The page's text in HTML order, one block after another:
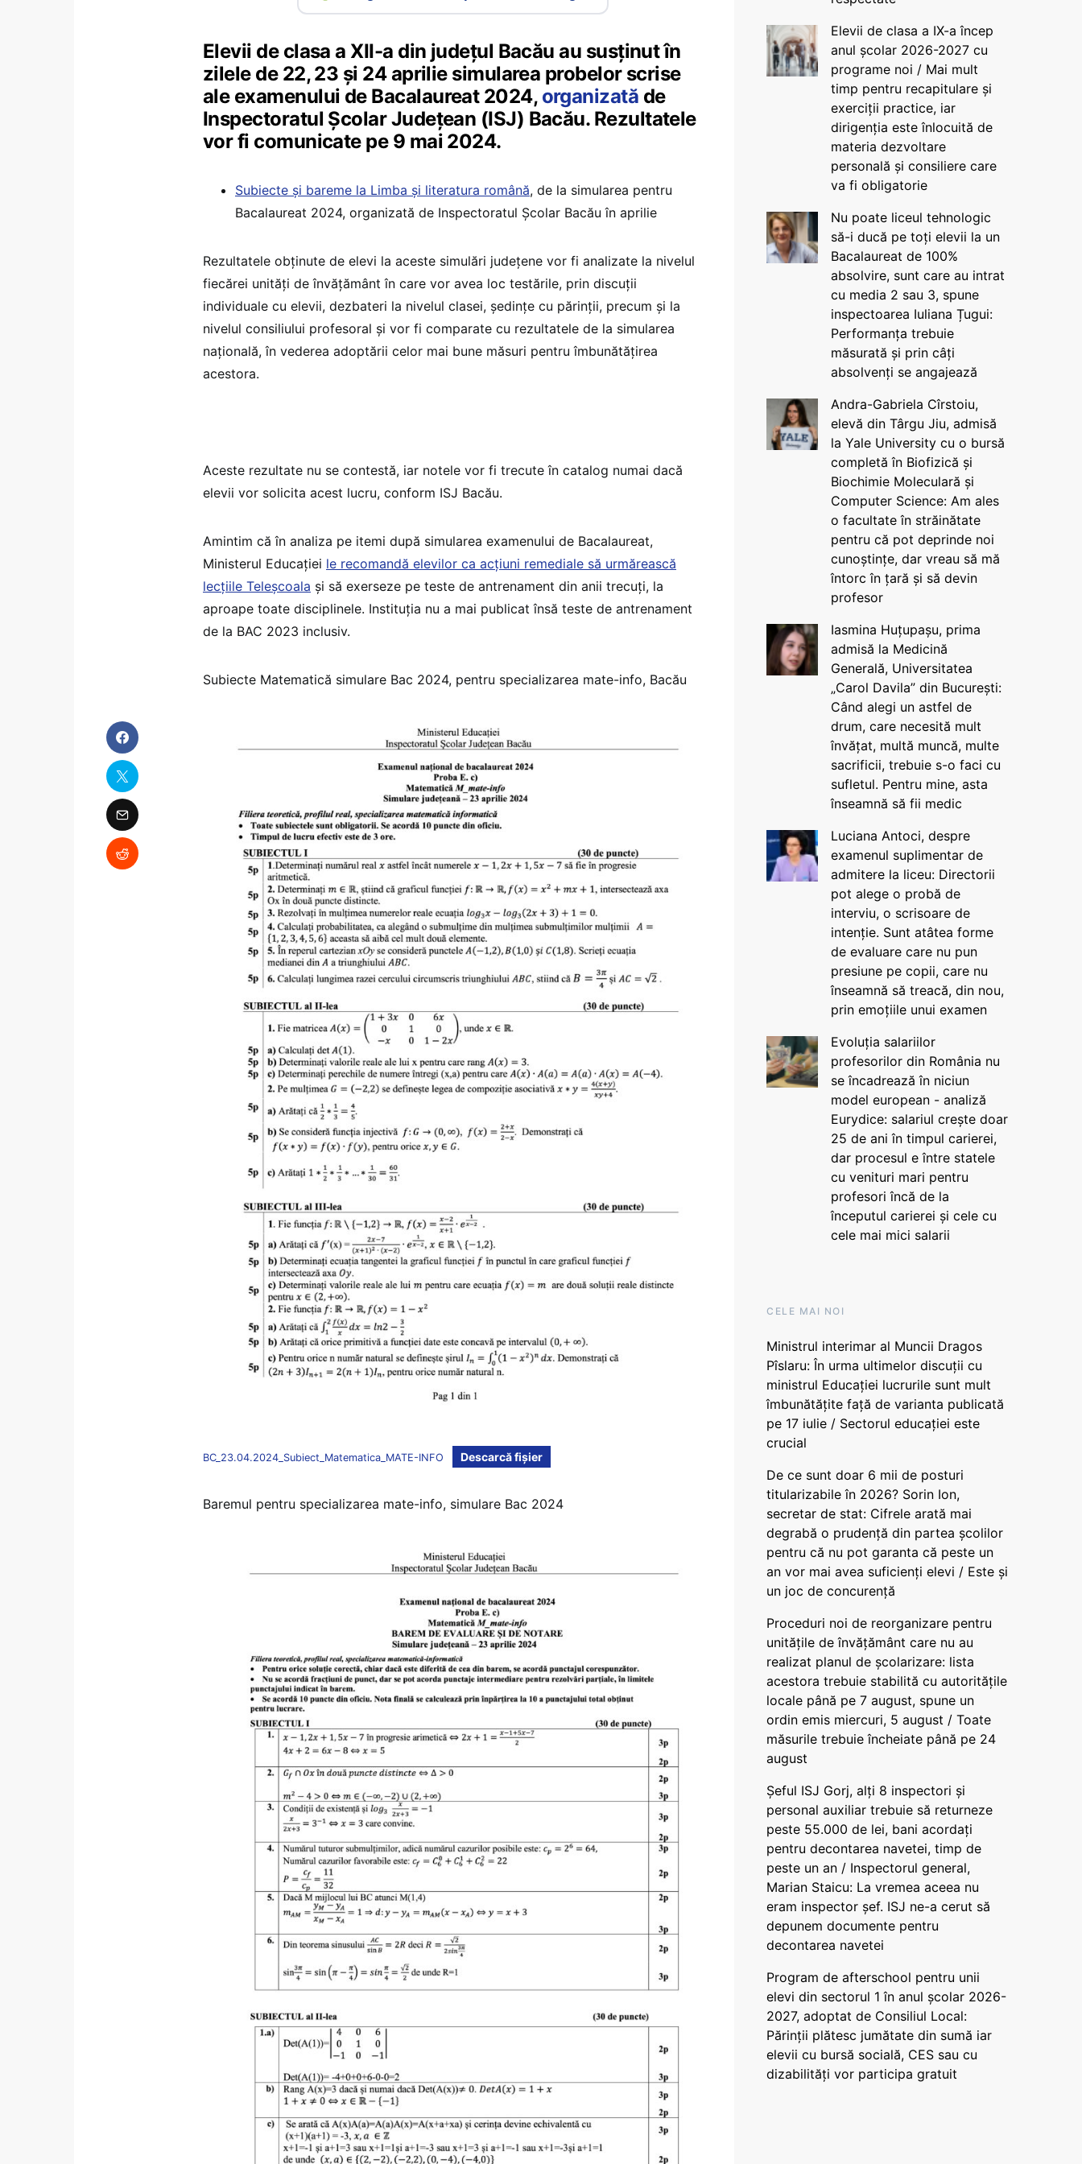
Elevii de clasa a XII-a din județul Bacău au susținut în
zilele de 22, 23 și 24 aprilie simularea probelor scrise
ale examenului de Bacalaureat 2024, organizată de
Inspectoratul Școlar Județean (ISJ) Bacău. Rezultatele
vor fi comunicate pe 9 mai 2024.
Subiecte și bareme la Limba și literatura română, de la simularea pentru
Bacalaureat 2024, organizată de Inspectoratul Școlar Bacău în aprilie
Rezultatele obținute de elevi la aceste simulări județene vor fi analizate la nivelul
fiecărei unități de învățământ în care vor avea loc testările, prin discuții
individuale cu elevii, dezbateri la nivelul clasei, ședințe cu părinții, precum și la
nivelul consiliului profesoral și vor fi comparate cu rezultatele de la simularea
națională, în vederea adoptării celor mai bune măsuri pentru îmbunătățirea
acestora.
Aceste rezultate nu se contestă, iar notele vor fi trecute în catalog numai dacă
elevii vor solicita acest lucru, conform ISJ Bacău.
Amintim că în analiza pe itemi după simularea examenului de Bacalaureat,
Ministerul Educației le recomandă elevilor ca acțiuni remediale să urmărească
lecțiile Teleșcoala și să exerseze pe teste de antrenament din anii trecuți, la
aproape toate disciplinele. Instituția nu a mai publicat însă teste de antrenament
de la BAC 2023 inclusiv.
Subiecte Matematică simulare Bac 2024, pentru specializarea mate-info, Bacău
BC_23.04.2024_Subiect_Matematica_MATE-INFO Descarcă fișier
Baremul pentru specializarea mate-info, simulare Bac 2024
Elevii de clasa a IX-a încep
anul școlar 2026-2027 cu
programe noi / Mai mult
timp pentru recapitulare și
exerciții practice, iar
dirigenția este înlocuită de
materia dezvoltare
personală și consiliere care
va fi obligatorie
Nu poate liceul tehnologic
să-i ducă pe toți elevii la un
Bacalaureat de 100%
absolvire, sunt care au intrat
cu media 2 sau 3, spune
inspectoarea Iuliana Țugui:
Performanța trebuie
măsurată și prin câți
absolvenți se angajează
Andra-Gabriela Cîrstoiu,
elevă din Târgu Jiu, admisă
la Yale University cu o bursă
completă în Biofizică și
Biochimie Moleculară și
Computer Science: Am ales
o facultate în străinătate
pentru că pot deprinde noi
cunoștințe, dar vreau să mă
întorc în țară și să devin
profesor
Iasmina Huțupașu, prima
admisă la Medicină
Generală, Universitatea
„Carol Davila” din București:
Când alegi un astfel de
drum, care necesită mult
învățat, multă muncă, multe
sacrificii, trebuie s-o faci cu
sufletul. Pentru mine, asta
înseamnă să fii medic
Luciana Antoci, despre
examenul suplimentar de
admitere la liceu: Directorii
pot alege o probă de
interviu, o scrisoare de
intenție. Sunt atâtea forme
de evaluare care nu pun
presiune pe copii, care nu
înseamnă să treacă, din nou,
prin emoțiile unui examen
Evoluția salariilor
profesorilor din România nu
se încadrează în niciun
model european - analiză
Eurydice: salariul crește doar
25 de ani în timpul carierei,
dar procesul e între statele
cu venituri mari pentru
profesori încă de la
începutul carierei și cele cu
cele mai mici salarii
CELE MAI NOI
Ministrul interimar al Muncii Dragos
Pîslaru: În urma ultimelor discuții cu
ministrul Educației lucrurile sunt mult
îmbunătățite față de varianta publicată
pe 17 iulie / Sectorul educației este
crucial
De ce sunt doar 6 mii de posturi
titularizabile în 2026? Sorin Ion,
secretar de stat: Cifrele arată mai
degrabă o prudență din partea școlilor
pentru că nu pot garanta că peste un
an vor mai avea suficienți elevi / Este și
un joc de concurență
Proceduri noi de reorganizare pentru
unitățile de învățământ care nu au
realizat planul de școlarizare: lista
acestora trebuie stabilită cu autoritățile
locale până pe 7 august, spune un
ordin emis miercuri, 5 august / Toate
măsurile trebuie încheiate până pe 24
august
Șeful ISJ Gorj, alți 8 inspectori și
personal auxiliar trebuie să returneze
peste 55.000 de lei, bani acordați
pentru decontarea navetei, timp de
peste un an / Inspectorul general,
Marian Staicu: La vremea aceea nu
eram inspector șef. ISJ ne-a cerut să
depunem documente pentru
decontarea navetei
Program de afterschool pentru unii
elevi din sectorul 1 în anul școlar 2026-
2027, adoptat de Consiliul Local:
Părinții plătesc jumătate din sumă iar
elevii cu bursă socială, CES sau cu
dizabilităţi vor participa gratuit